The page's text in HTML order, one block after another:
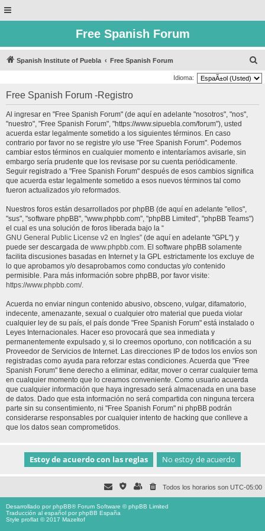
Free Spanish Forum
Spanish Institute of Puebla Free Spanish Forum
u
Idioma:
Free Spanish Forum -Registro
Al ingresar en "Free Spanish Forum" (de aquí en adelante "nosotros", "nos",
"nuestro", "Free Spanish Forum", "https://www.sipuebla.com/forum"), usted
acuerda estar legalmente sometido a los siguientes términos. En caso
contrario por favor no se registre y/o use "Free Spanish Forum". Podemos
cambiar estos términos en cualquier momento e intentaríamos avisarle, sin
embargo sería prudente que los revisase por su cuenta periódicamente.
Seguir registrado a "Free Spanish Forum" después de esos cambios significa
que acuerda estar legalmente sometido a esos nuevos términos tal como
fueron actualizados y/o reformados.
Nuestros foros están desarrollados por phpBB (de aquí en adelante "ellos",
"sus", "software phpBB", "www.phpbb.com", "phpBB Limited", "phpBB Teams")
el cual es una solución de foros liberada bajo la “
GNU General Public License v2 en Ingles” (de aquí en adelante "GPL") y
puede ser descargada de www.phpbb.com. El software phpBB solamente
facilita discusiones basadas en Internet y la GPL estrictamente los excluye de
lo que aprobamos y/o desaprobamos como conductas y/o contenido
permisible. Para más información sobre phpBB, por favor visite:
https://www.phpbb.com/.
Acuerda no enviar ningun contenido abusivo, obsceno, vulgar, difamatorio,
indecente, amenazante, sexual o cualquier otro material que pueda violar
cualquier ley de su país, el país donde "Free Spanish Forum" está instalado o
Leyes Internacionales. Hacer eso provocará que sea inmediata y
permanentemente expulsado y, si lo creemos oportuno, con notificación a su
Proveedor de Servicios de Internet. Las direcciones IP de todos los envíos son
registradas como ayuda para reforzar estas condiciones. Acuerda que "Free
Spanish Forum" tiene derecho a eliminar, editar, mover o cerrar cualquier tema
en cualquier momento que lo creamos conveniente. Como usuario acuerda
que cualquier información que haya ingresado será almacenada en una base
de datos. Dado que esta información no será compartida con ninguna tercera
parte sin su consentimiento, ni "Free Spanish Forum" ni phpBB podrán
considerarse responsables por cualquier intento de hacking que conlleve a
que los datos sean comprometidos.
Todos los horarios son UTC-05:00
Desarrollado porphpBB® Forum Software © phpBB Limited
Traducción al español porphpBB España
Style proflat © 2017 Mazeltof